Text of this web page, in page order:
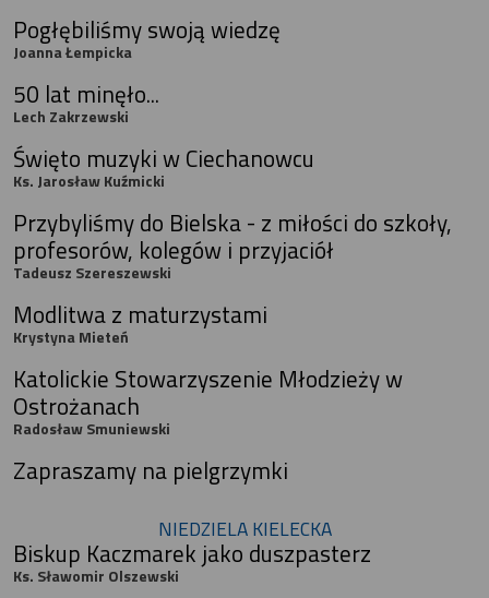
Pogłębiliśmy swoją wiedzę
Joanna Łempicka
50 lat minęło...
Lech Zakrzewski
Święto muzyki w Ciechanowcu
Ks. Jarosław Kuźmicki
Przybyliśmy do Bielska - z miłości do szkoły,
profesorów, kolegów i przyjaciół
Tadeusz Szereszewski
Modlitwa z maturzystami
Krystyna Mieteń
Katolickie Stowarzyszenie Młodzieży w
Ostrożanach
Radosław Smuniewski
Zapraszamy na pielgrzymki
NIEDZIELA KIELECKA
Biskup Kaczmarek jako duszpasterz
Ks. Sławomir Olszewski